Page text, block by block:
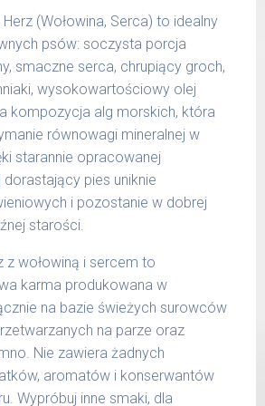
g
g
g
są wartościami orientacyjnymi.
zależne są od rasy,
hodowli oraz innych
art.: 200 g/1002 | 400
g/1026
(Wołowina, Serca) to idealny
psów: soczysta porcja
smaczne serca, chrupiący groch,
wysokowartościowy olej
kompozycja alg morskich, która
równowagi mineralnej w
starannie opracowanej
pies uniknie
i pozostanie w dobrej
starości.
z wołowiną i sercem to
karma produkowana w
na bazie świeżych surowców
na parze oraz
Nie zawiera żadnych
aromatów i konserwantów
Wypróbuj inne smaki, dla